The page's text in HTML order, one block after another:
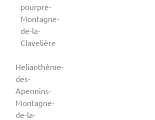
pourpre-
Montagne-
de-la-
Clavelière
Helianthème-
des-
Apennins-
Montagne-
de-la-